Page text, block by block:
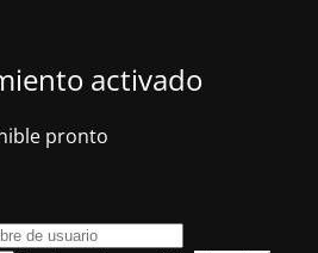
activado
pronto